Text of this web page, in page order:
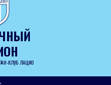
КЛУБ ЛАЦИО